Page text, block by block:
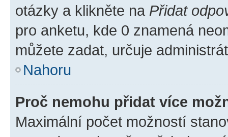
otázky a klikněte na Přidat
pro anketu, kde 0 znamená
můžete zadat, určuje
Nahoru
Proč nemohu přidat více
Maximální počet možností